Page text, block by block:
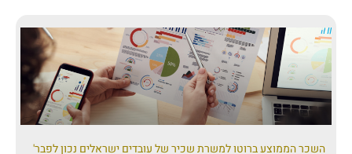
השכר הממוצע ברוטו למשרת שכיר של עובדים ישראלים נכון לפבר'